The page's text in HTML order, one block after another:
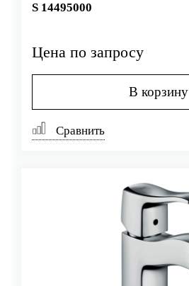
S 14495000
Цена по запросу
В корзину
Сравнить